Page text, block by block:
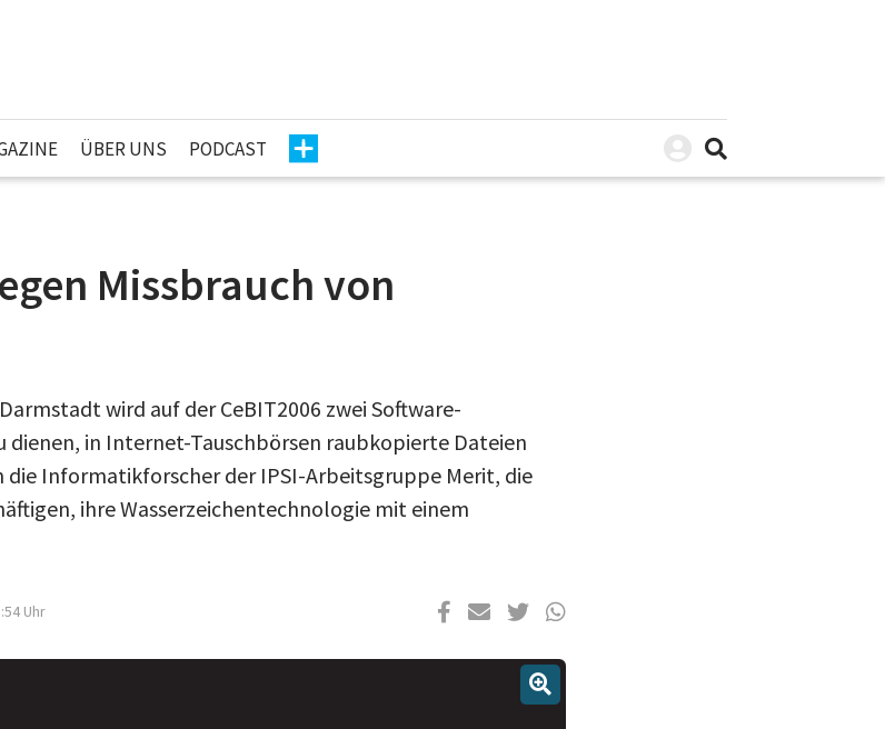
ÜBER UNS PODCAST
Missbrauch von
wird auf der CeBIT2006 zwei Software-
in Internet-Tauschbörsen raubkopierte Dateien
die Informatikforscher der IPSI-Arbeitsgruppe Merit, die
ihre Wasserzeichentechnologie mit einem
Uhr